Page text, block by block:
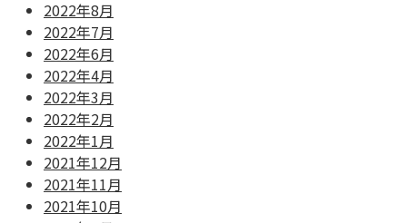
2022年8月
2022年7月
2022年6月
2022年4月
2022年3月
2022年2月
2022年1月
2021年12月
2021年11月
2021年10月